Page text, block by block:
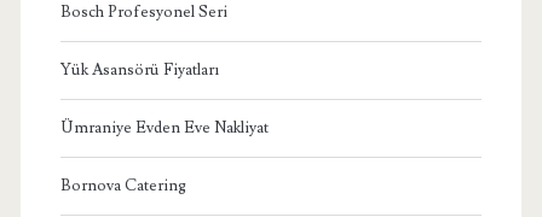
Bosch Profesyonel Seri
Yük Asansörü Fiyatları
Ümraniye Evden Eve Nakliyat
Bornova Catering